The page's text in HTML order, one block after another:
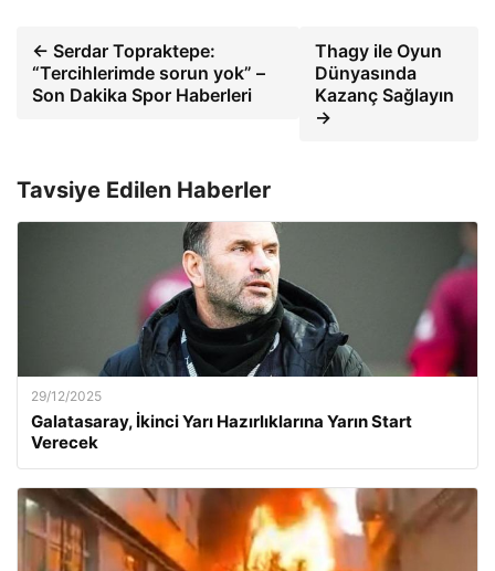
← Serdar Topraktepe:
“Tercihlerimde sorun yok” –
Son Dakika Spor Haberleri
Thagy ile Oyun
Dünyasında
Kazanç Sağlayın
→
Tavsiye Edilen Haberler
29/12/2025
Galatasaray, İkinci Yarı Hazırlıklarına Yarın Start
Verecek